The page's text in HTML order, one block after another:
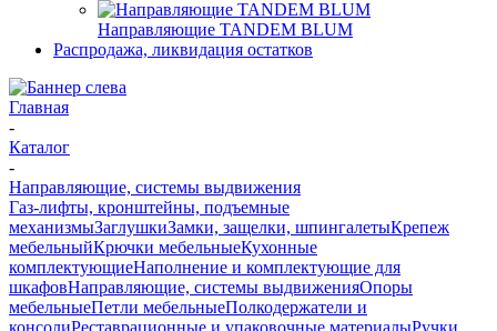
Направляющие TANDEM BLUM
Распродажа, ликвидация остатков
Главная
-
Каталог
-
Направляющие, системы выдвижения
Газ-лифты, кронштейны, подъемные
механизмыЗаглушкиЗамки, защелки, шпингалетыКрепеж
мебельныйКрючки мебельныеКухонные
комплектующиеНаполнение и комплектующие для
шкафовНаправляющие, системы выдвиженияОпоры
мебельныеПетли мебельныеПолкодержатели и
консолиРеставрационные и упаковочные материалыРучки